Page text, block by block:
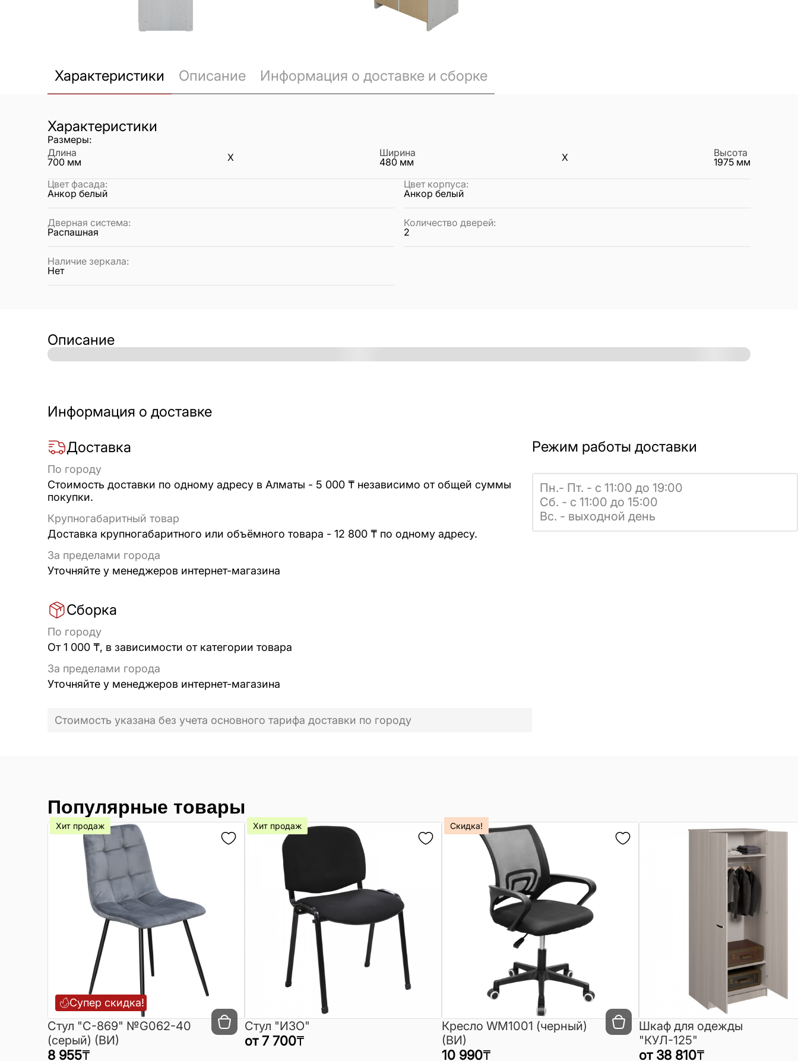
Характеристики Описание Информация о доставке и сборке
Характеристики
Размеры:
Длина
700 мм X
Ширина
480 мм X
Высота
1975 мм
Цвет фасада:
Анкор белый
Цвет корпуса:
Анкор белый
Дверная система:
Распашная
Количество дверей:
2
Наличие зеркала:
Нет
Описание
Информация о доставке
Доставка
По городу
Стоимость доставки по одному адресу в Алматы - 5 000 ₸ независимо от общей суммы
покупки.
Крупногабаритный товар
Доставка крупногабаритного или объёмного товара - 12 800 ₸ по одному адресу.
За пределами города
Уточняйте у менеджеров интернет-магазина
Сборка
По городу
От 1 000 ₸, в зависимости от категории товара
За пределами города
Уточняйте у менеджеров интернет-магазина
Стоимость указана без учета основного тарифа доставки по городу
Режим работы доставки
Пн.- Пт. - с 11:00 до 19:00
Сб. - с 11:00 до 15:00
Вс. - выходной день
Популярные товары
Супер скидка!
Хит продаж
Cтул "C-869" №G062-40
(серый) (ВИ)
8 955₸
Хит продаж
Стул "ИЗО"
от 7 700₸
Скидка!
Кресло WM1001 (черный)
(ВИ)
10 990₸
Шкаф для одежды
"КУЛ-125"
от 38 810₸